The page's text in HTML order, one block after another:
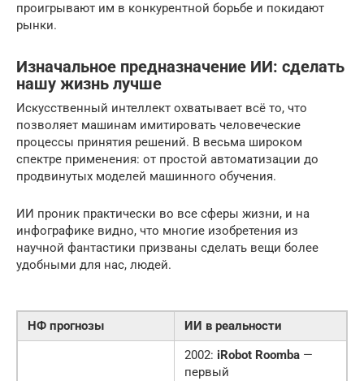
проигрывают им в конкурентной борьбе и покидают
рынки.
Изначальное предназначение ИИ: сделать
нашу жизнь лучше
Искусственный интеллект охватывает всё то, что
позволяет машинам имитировать человеческие
процессы принятия решений. В весьма широком
спектре применения: от простой автоматизации до
продвинутых моделей машинного обучения.
ИИ проник практически во все сферы жизни, и на
инфографике видно, что многие изобретения из
научной фантастики призваны сделать вещи более
удобными для нас, людей.
НФ прогнозы ИИ в реальности
2002: iRobot Roomba —
первый